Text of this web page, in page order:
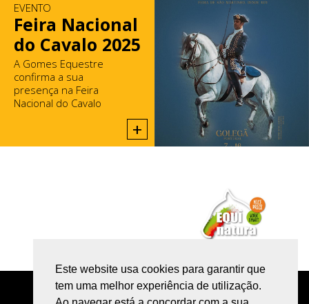
Este website usa cookies para garantir que
tem uma melhor experiência de utilização.
EVENTO
Feira Nacional
do Cavalo 2025
A Gomes Equestre
confirma a sua
presença na Feira
Nacional do Cavalo
+
POLÍTICA DE PRIVACIDADE